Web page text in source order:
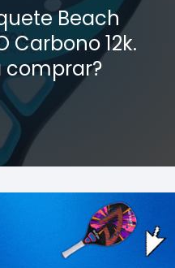
Beach
Carbono 12k.
comprar?